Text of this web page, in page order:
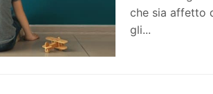
che sia affetto
gli...